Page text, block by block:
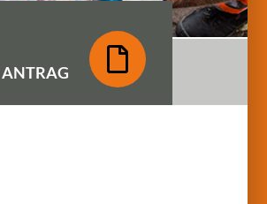
ANTRAG